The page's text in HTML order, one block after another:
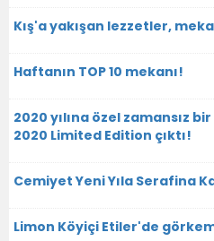
Kış'a yakışan lezzetler,
Haftanın TOP 10 mekanı!
2020 yılına özel zamansız
2020 Limited Edition çıktı!
Cemiyet Yeni Yıla Serafina
Limon Köyiçi Etiler'de